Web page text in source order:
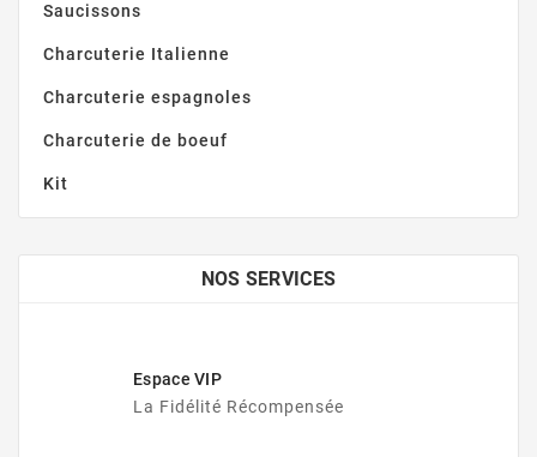
Saucissons
Charcuterie Italienne
Charcuterie espagnoles
Charcuterie de boeuf
Kit
NOS SERVICES
Espace VIP
La Fidélité Récompensée